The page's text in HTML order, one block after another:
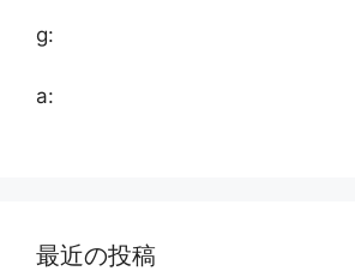
g:
a:
最近の投稿